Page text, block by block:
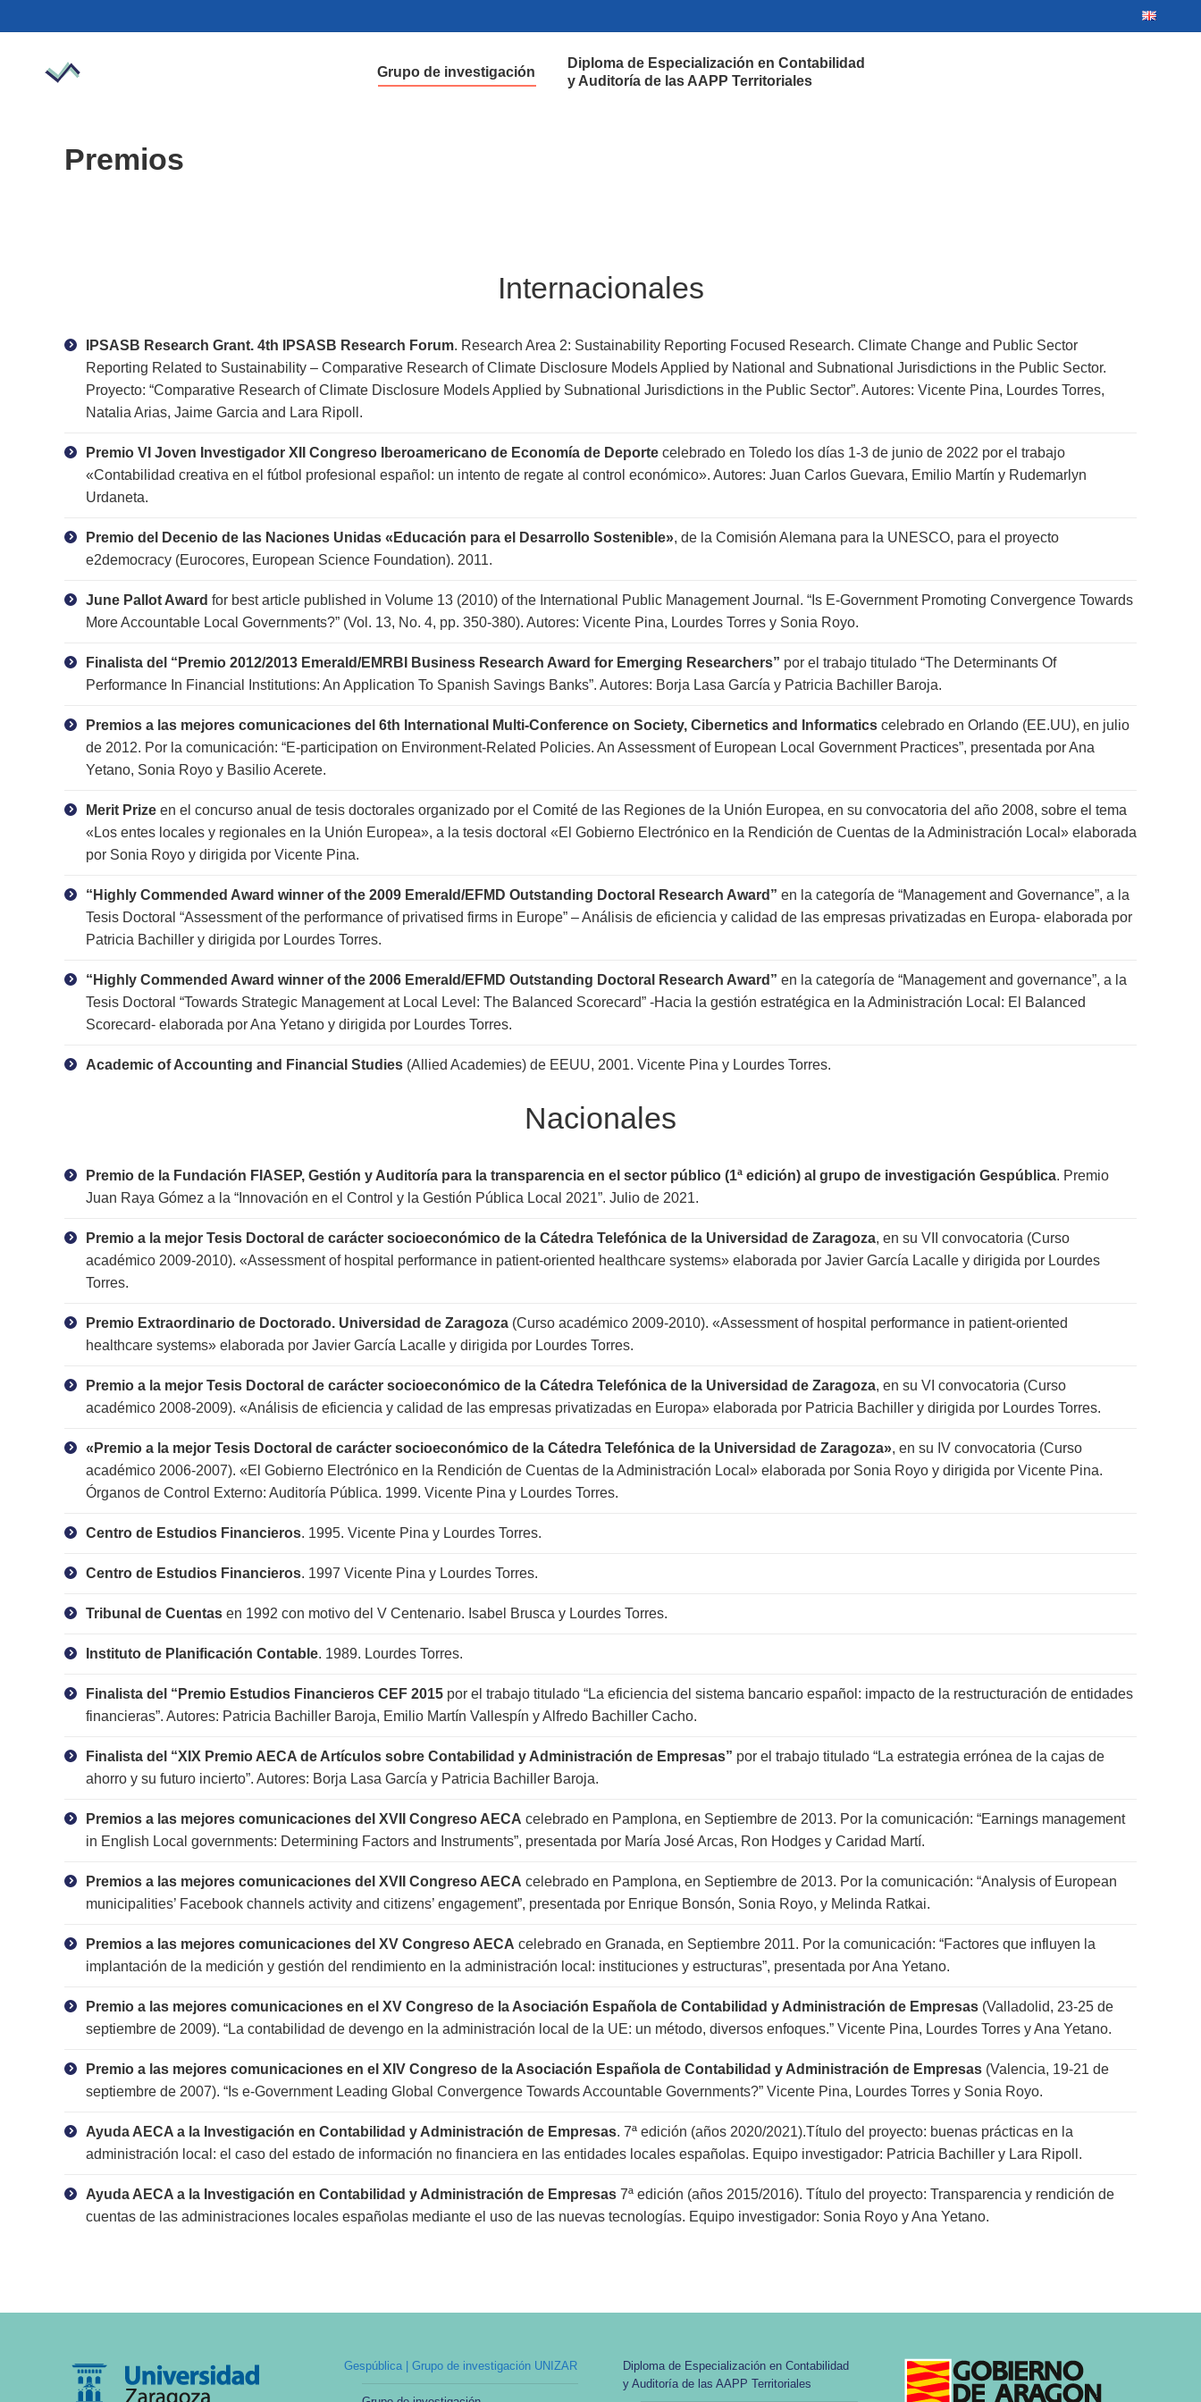
Grupo de investigación
Diploma de Especialización en Contabilidad
y Auditoría de las AAPP Territoriales
Premios
Internacionales
IPSASB Research Grant. 4th IPSASB Research Forum. Research Area 2: Sustainability Reporting Focused Research. Climate Change and Public Sector
Reporting Related to Sustainability – Comparative Research of Climate Disclosure Models Applied by National and Subnational Jurisdictions in the Public Sector.
Proyecto: “Comparative Research of Climate Disclosure Models Applied by Subnational Jurisdictions in the Public Sector”. Autores: Vicente Pina, Lourdes Torres,
Natalia Arias, Jaime Garcia and Lara Ripoll.
Premio VI Joven Investigador XII Congreso Iberoamericano de Economía de Deporte celebrado en Toledo los días 1-3 de junio de 2022 por el trabajo
«Contabilidad creativa en el fútbol profesional español: un intento de regate al control económico». Autores: Juan Carlos Guevara, Emilio Martín y Rudemarlyn
Urdaneta.
Premio del Decenio de las Naciones Unidas «Educación para el Desarrollo Sostenible», de la Comisión Alemana para la UNESCO, para el proyecto
e2democracy (Eurocores, European Science Foundation). 2011.
June Pallot Award for best article published in Volume 13 (2010) of the International Public Management Journal. “Is E-Government Promoting Convergence Towards
More Accountable Local Governments?” (Vol. 13, No. 4, pp. 350-380). Autores: Vicente Pina, Lourdes Torres y Sonia Royo.
Finalista del “Premio 2012/2013 Emerald/EMRBI Business Research Award for Emerging Researchers” por el trabajo titulado “The Determinants Of
Performance In Financial Institutions: An Application To Spanish Savings Banks”. Autores: Borja Lasa García y Patricia Bachiller Baroja.
Premios a las mejores comunicaciones del 6th International Multi-Conference on Society, Cibernetics and Informatics celebrado en Orlando (EE.UU), en julio
de 2012. Por la comunicación: “E-participation on Environment-Related Policies. An Assessment of European Local Government Practices”, presentada por Ana
Yetano, Sonia Royo y Basilio Acerete.
Merit Prize en el concurso anual de tesis doctorales organizado por el Comité de las Regiones de la Unión Europea, en su convocatoria del año 2008, sobre el tema
«Los entes locales y regionales en la Unión Europea», a la tesis doctoral «El Gobierno Electrónico en la Rendición de Cuentas de la Administración Local» elaborada
por Sonia Royo y dirigida por Vicente Pina.
“Highly Commended Award winner of the 2009 Emerald/EFMD Outstanding Doctoral Research Award” en la categoría de “Management and Governance”, a la
Tesis Doctoral “Assessment of the performance of privatised firms in Europe” – Análisis de eficiencia y calidad de las empresas privatizadas en Europa- elaborada por
Patricia Bachiller y dirigida por Lourdes Torres.
“Highly Commended Award winner of the 2006 Emerald/EFMD Outstanding Doctoral Research Award” en la categoría de “Management and governance”, a la
Tesis Doctoral “Towards Strategic Management at Local Level: The Balanced Scorecard” -Hacia la gestión estratégica en la Administración Local: El Balanced
Scorecard- elaborada por Ana Yetano y dirigida por Lourdes Torres.
Academic of Accounting and Financial Studies (Allied Academies) de EEUU, 2001. Vicente Pina y Lourdes Torres.
Nacionales
Premio de la Fundación FIASEP, Gestión y Auditoría para la transparencia en el sector público (1ª edición) al grupo de investigación Gespública. Premio
Juan Raya Gómez a la “Innovación en el Control y la Gestión Pública Local 2021”. Julio de 2021.
Premio a la mejor Tesis Doctoral de carácter socioeconómico de la Cátedra Telefónica de la Universidad de Zaragoza, en su VII convocatoria (Curso
académico 2009-2010). «Assessment of hospital performance in patient-oriented healthcare systems» elaborada por Javier García Lacalle y dirigida por Lourdes
Torres.
Premio Extraordinario de Doctorado. Universidad de Zaragoza (Curso académico 2009-2010). «Assessment of hospital performance in patient-oriented
healthcare systems» elaborada por Javier García Lacalle y dirigida por Lourdes Torres.
Premio a la mejor Tesis Doctoral de carácter socioeconómico de la Cátedra Telefónica de la Universidad de Zaragoza, en su VI convocatoria (Curso
académico 2008-2009). «Análisis de eficiencia y calidad de las empresas privatizadas en Europa» elaborada por Patricia Bachiller y dirigida por Lourdes Torres.
«Premio a la mejor Tesis Doctoral de carácter socioeconómico de la Cátedra Telefónica de la Universidad de Zaragoza», en su IV convocatoria (Curso
académico 2006-2007). «El Gobierno Electrónico en la Rendición de Cuentas de la Administración Local» elaborada por Sonia Royo y dirigida por Vicente Pina.
Órganos de Control Externo: Auditoría Pública. 1999. Vicente Pina y Lourdes Torres.
Centro de Estudios Financieros. 1995. Vicente Pina y Lourdes Torres.
Centro de Estudios Financieros. 1997 Vicente Pina y Lourdes Torres.
Tribunal de Cuentas en 1992 con motivo del V Centenario. Isabel Brusca y Lourdes Torres.
Instituto de Planificación Contable. 1989. Lourdes Torres.
Finalista del “Premio Estudios Financieros CEF 2015 por el trabajo titulado “La eficiencia del sistema bancario español: impacto de la restructuración de entidades
financieras”. Autores: Patricia Bachiller Baroja, Emilio Martín Vallespín y Alfredo Bachiller Cacho.
Finalista del “XIX Premio AECA de Artículos sobre Contabilidad y Administración de Empresas” por el trabajo titulado “La estrategia errónea de la cajas de
ahorro y su futuro incierto”. Autores: Borja Lasa García y Patricia Bachiller Baroja.
Premios a las mejores comunicaciones del XVII Congreso AECA celebrado en Pamplona, en Septiembre de 2013. Por la comunicación: “Earnings management
in English Local governments: Determining Factors and Instruments”, presentada por María José Arcas, Ron Hodges y Caridad Martí.
Premios a las mejores comunicaciones del XVII Congreso AECA celebrado en Pamplona, en Septiembre de 2013. Por la comunicación: “Analysis of European
municipalities’ Facebook channels activity and citizens’ engagement”, presentada por Enrique Bonsón, Sonia Royo, y Melinda Ratkai.
Premios a las mejores comunicaciones del XV Congreso AECA celebrado en Granada, en Septiembre 2011. Por la comunicación: “Factores que influyen la
implantación de la medición y gestión del rendimiento en la administración local: instituciones y estructuras”, presentada por Ana Yetano.
Premio a las mejores comunicaciones en el XV Congreso de la Asociación Española de Contabilidad y Administración de Empresas (Valladolid, 23-25 de
septiembre de 2009). “La contabilidad de devengo en la administración local de la UE: un método, diversos enfoques.” Vicente Pina, Lourdes Torres y Ana Yetano.
Premio a las mejores comunicaciones en el XIV Congreso de la Asociación Española de Contabilidad y Administración de Empresas (Valencia, 19-21 de
septiembre de 2007). “Is e-Government Leading Global Convergence Towards Accountable Governments?” Vicente Pina, Lourdes Torres y Sonia Royo.
Ayuda AECA a la Investigación en Contabilidad y Administración de Empresas. 7ª edición (años 2020/2021).Título del proyecto: buenas prácticas en la
administración local: el caso del estado de información no financiera en las entidades locales españolas. Equipo investigador: Patricia Bachiller y Lara Ripoll.
Ayuda AECA a la Investigación en Contabilidad y Administración de Empresas 7ª edición (años 2015/2016). Título del proyecto: Transparencia y rendición de
cuentas de las administraciones locales españolas mediante el uso de las nuevas tecnologías. Equipo investigador: Sonia Royo y Ana Yetano.
Gespública | Grupo de investigación UNIZAR
Diploma de Especialización en Contabilidad
y Auditoría de las AAPP Territoriales